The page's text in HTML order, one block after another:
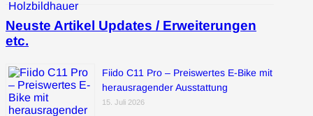
Neuste Artikel Updates / Erweiterungen
etc.
Fiido C11 Pro – Preiswertes E-Bike mit
herausragender Ausstattung
15. Juli 2026